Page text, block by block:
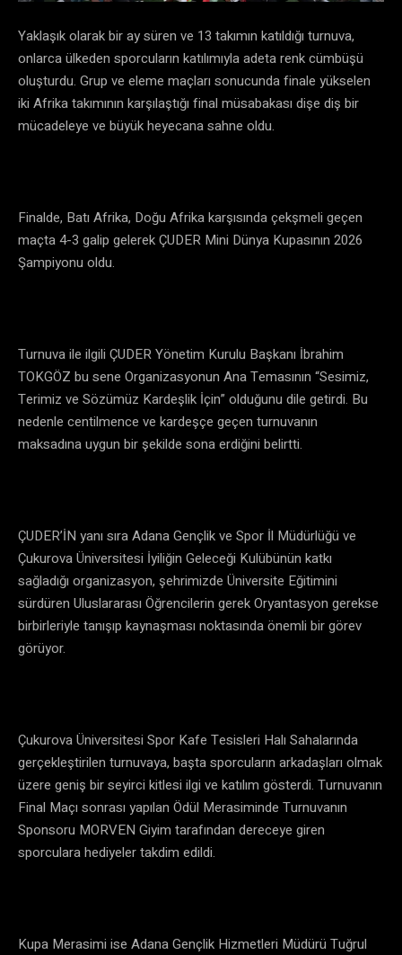
Yaklaşık olarak bir ay süren ve 13 takımın katıldığı turnuva,
onlarca ülkeden sporcuların katılımıyla adeta renk cümbüşü
oluşturdu. Grup ve eleme maçları sonucunda finale yükselen
iki Afrika takımının karşılaştığı final müsabakası dişe diş bir
mücadeleye ve büyük heyecana sahne oldu.
Finalde, Batı Afrika, Doğu Afrika karşısında çekşmeli geçen
maçta 4-3 galip gelerek ÇUDER Mini Dünya Kupasının 2026
Şampiyonu oldu.
Turnuva ile ilgili ÇUDER Yönetim Kurulu Başkanı İbrahim
TOKGÖZ bu sene Organizasyonun Ana Temasının “Sesimiz,
Terimiz ve Sözümüz Kardeşlik İçin” olduğunu dile getirdi. Bu
nedenle centilmence ve kardeşçe geçen turnuvanın
maksadına uygun bir şekilde sona erdiğini belirtti.
ÇUDER’İN yanı sıra Adana Gençlik ve Spor İl Müdürlüğü ve
Çukurova Üniversitesi İyiliğin Geleceği Kulübünün katkı
sağladığı organizasyon, şehrimizde Üniversite Eğitimini
sürdüren Uluslararası Öğrencilerin gerek Oryantasyon gerekse
birbirleriyle tanışıp kaynaşması noktasında önemli bir görev
görüyor.
Çukurova Üniversitesi Spor Kafe Tesisleri Halı Sahalarında
gerçekleştirilen turnuvaya, başta sporcuların arkadaşları olmak
üzere geniş bir seyirci kitlesi ilgi ve katılım gösterdi. Turnuvanın
Final Maçı sonrası yapılan Ödül Merasiminde Turnuvanın
Sponsoru MORVEN Giyim tarafından dereceye giren
sporculara hediyeler takdim edildi.
Kupa Merasimi ise Adana Gençlik Hizmetleri Müdürü Tuğrul